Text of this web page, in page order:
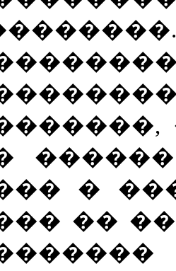
�
��